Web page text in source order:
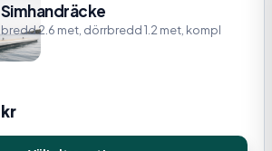
Simhandräcke
bredd 2.6 met, dörrbredd 1.2 met, kompl
kr